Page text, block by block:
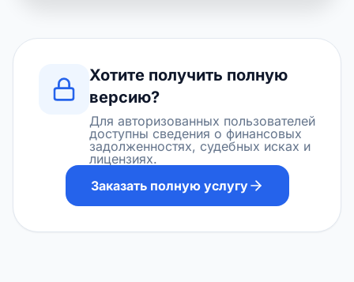
Хотите получить полную
версию?
Для авторизованных пользователей
доступны сведения о финансовых
задолженностях, судебных исках и
лицензиях.
Заказать полную услугу